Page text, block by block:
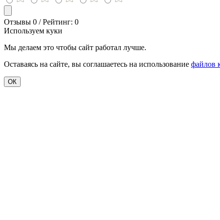
Отзывы 0 / Рейтинг: 0
Используем куки
Мы делаем это чтобы сайт работал лучше.
Оставаясь на сайте, вы соглашаетесь на использование файлов
ОК